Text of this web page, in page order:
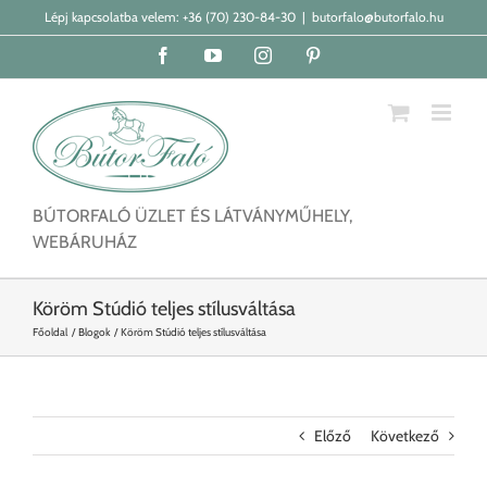
KihagyásLépj kapcsolatba velem: +36 (70) 230-84-30 | butorfalo@butorfalo.hu
FacebookYouTubeInstagram
BÚTORFALÓ ÜZLET ÉS LÁTVÁNYMŰHELY,
WEBÁRUHÁZ
Köröm Stúdió teljes stílusváltása
Főoldal Blogok Köröm Stúdió teljes stílusváltása
Előző Következő